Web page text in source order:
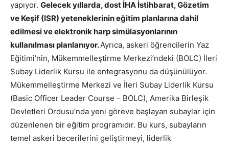
yapıyor. Gelecek yıllarda, dost İHA İstihbarat, Gözetim
ve Keşif (ISR) yeteneklerinin eğitim planlarına dahil
edilmesi ve elektronik harp simülasyonlarının
kullanılması planlanıyor.Ayrıca, askeri öğrencilerin Yaz
Eğitimi’nin, Mükemmelleştirme Merkezi’ndeki (BOLC) İleri
Subay Liderlik Kursu ile entegrasyonu da düşünülüyor.
Mükemmelleştirme Merkezi ve İleri Subay Liderlik Kursu
(Basic Officer Leader Course – BOLC), Amerika Birleşik
Devletleri Ordusu’nda yeni göreve başlayan subaylar için
düzenlenen bir eğitim programıdır. Bu kurs, subayların
temel askeri becerilerini geliştirmeyi, liderlik